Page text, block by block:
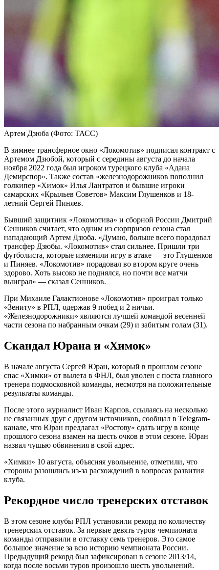
Артем Дзюба (Фото: ТАСС)
В зимнее трансферное окно «Локомотив» подписал контракт с
Артемом Дзюбой, который с середины августа до начала
ноября 2022 года был игроком турецкого клуба «Адана
Демирспор». Также состав «железнодорожников пополнил
голкипер «Химок» Илья Лантратов и бывшие игроки
самарских «Крыльев Советов» Максим Глушенков и 18-
летний Сергей Пиняев.
Бывший защитник «Локомотива» и сборной России Дмитрий
Сенников считает, что одним из сюрпризов сезона стал
нападающий Артем Дзюба. «Думаю, больше всего порадовал
трансфер Дзюбы. «Локомотив» стал сильнее. Пришли три
футболиста, которые изменили игру в атаке — это Глушенков
и Пиняев. «Локомотив» порадовал во втором круге очень
здорово. Хоть высоко не поднялся, но почти все матчи
выиграл» — сказал Сенников.
При Михаиле Галактионове «Локомотив» проиграл только
«Зениту» в РПЛ, одержав 9 побед и 2 ничьи.
«Железнодорожники» являются лучшей командой весенней
части сезона по набранным очкам (29) и забитым голам (31).
Скандал Юрана и «Химок»
В начале августа Сергей Юран, который в прошлом сезоне
спас «Химки» от вылета в ФНЛ, был уволен с поста главного
тренера подмосковной команды, несмотря на положительные
результаты команды.
После этого журналист Иван Карпов, ссылаясь на несколько
не связанных друг с другом источников, сообщал в Telegram-
канале, что Юран предлагал «Ростову» сдать игру в конце
прошлого сезона взамен на шесть очков в этом сезоне. Юран
назвал чушью обвинения в свой адрес.
«Химки» 10 августа, объясняя увольнение, отметили, что
стороны разошлись из-за расхождений в вопросах развития
клуба.
Рекордное число тренерских отставок
В этом сезоне клубы РПЛ установили рекорд по количеству
тренерских отставок. За первые девять туров чемпионата
команды отправили в отставку семь тренеров. Это самое
большое значение за всю историю чемпионата России.
Предыдущий рекорд был зафиксирован в сезоне 2013/14,
когда после восьми туров произошло шесть увольнений.